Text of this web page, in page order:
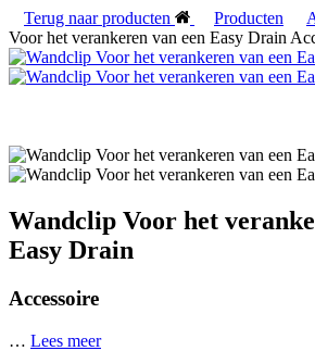
Terug naar producten Producten
Voor het verankeren van een Easy Drain
Wandclip Voor het
Easy Drain
Accessoire
… Lees meer